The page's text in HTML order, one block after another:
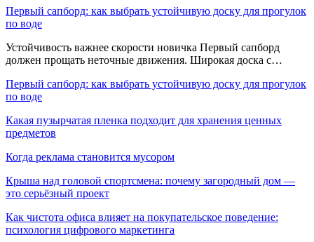
Первый сапборд: как выбрать устойчивую доску для прогулок
по воде
Устойчивость важнее скорости новичка Первый сапборд
должен прощать неточные движения. Широкая доска с…
Первый сапборд: как выбрать устойчивую доску для прогулок
по воде
Какая пузырчатая пленка подходит для хранения ценных
предметов
Когда реклама становится мусором
Крыша над головой спортсмена: почему загородный дом —
это серьёзный проект
Как чистота офиса влияет на покупательское поведение:
психология цифрового маркетинга